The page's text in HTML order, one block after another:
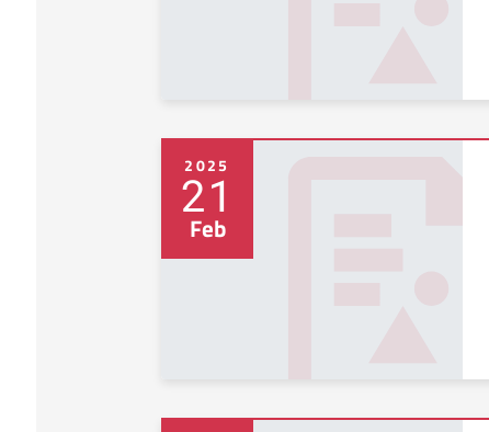
2025
21
Feb